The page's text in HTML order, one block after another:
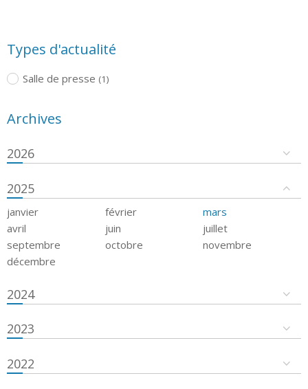
Types d'actualité
Salle de presse (1)
Archives
2026
2025
janvier février
mars
avril
juin
juillet
septembre
octobre
novembre
décembre
2024
2023
2022